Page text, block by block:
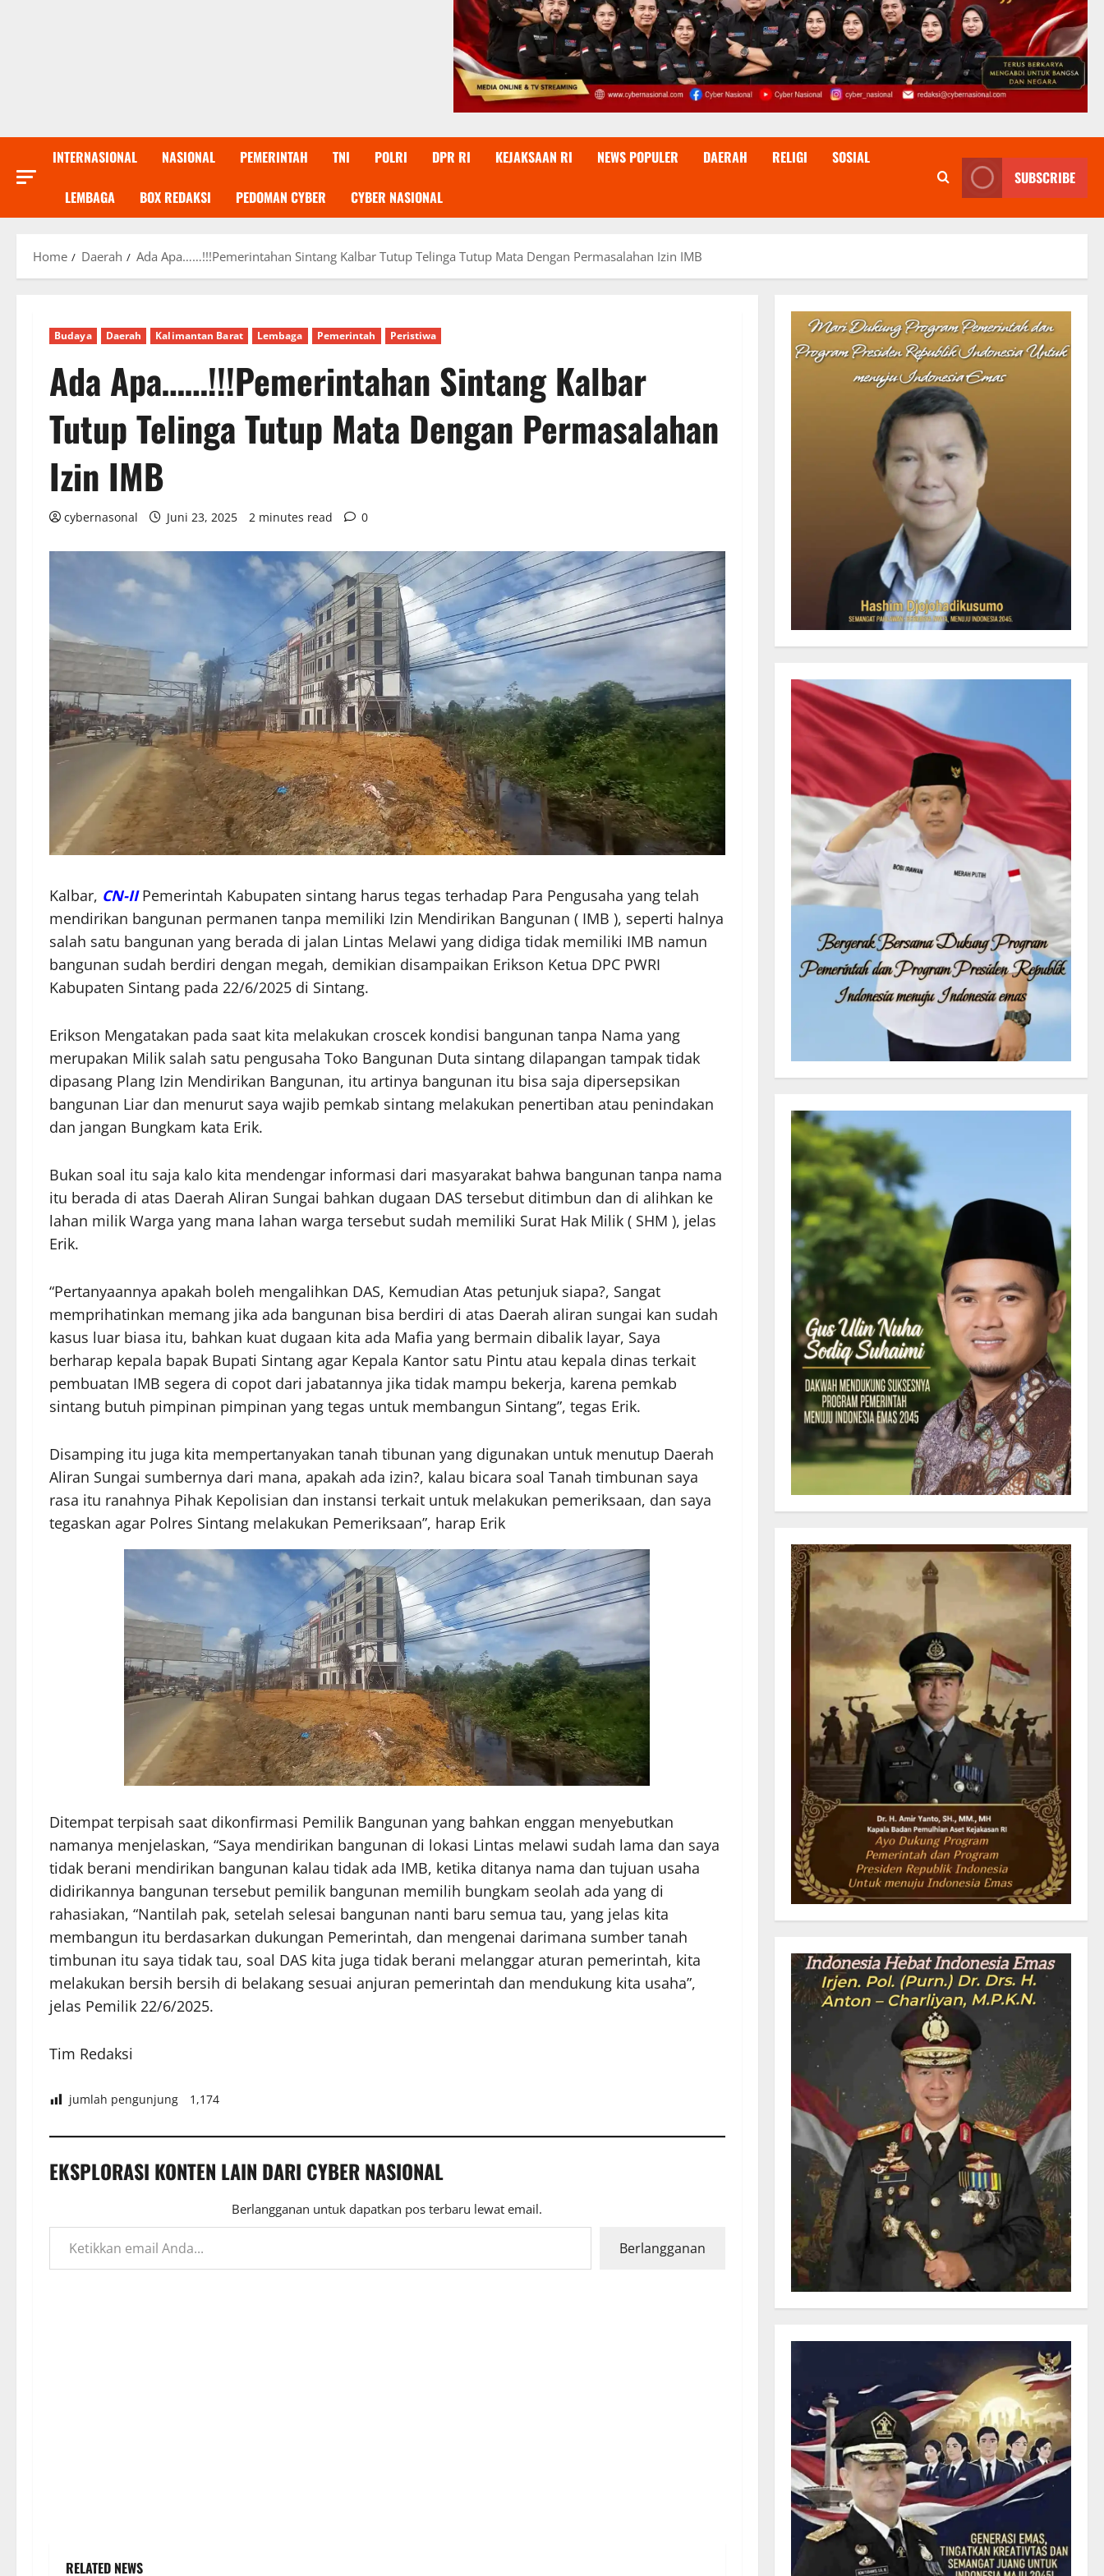
INTERNASIONAL NASIONAL PEMERINTAH TNI POLRI DPR RI KEJAKSAAN RI NEWS POPULER DAERAH RELIGI SOSIAL
LEMBAGA BOX REDAKSI PEDOMAN CYBER CYBER NASIONAL
SUBSCRIBE
Home Daerah Ada Apa……!!!Pemerintahan Sintang Kalbar Tutup Telinga Tutup Mata Dengan Permasalahan Izin IMB
Budaya Daerah Kalimantan Barat Lembaga Pemerintah Peristiwa
Ada Apa……!!!Pemerintahan Sintang Kalbar
Tutup Telinga Tutup Mata Dengan Permasalahan
Izin IMB
cybernasonal Juni 23, 2025 2 minutes read 0
Kalbar, CN-IIPemerintah Kabupaten sintang harus tegas terhadap Para Pengusaha yang telah
mendirikan bangunan permanen tanpa memiliki Izin Mendirikan Bangunan ( IMB ), seperti halnya
salah satu bangunan yang berada di jalan Lintas Melawi yang didiga tidak memiliki IMB namun
bangunan sudah berdiri dengan megah, demikian disampaikan Erikson Ketua DPC PWRI
Kabupaten Sintang pada 22/6/2025 di Sintang.
Erikson Mengatakan pada saat kita melakukan croscek kondisi bangunan tanpa Nama yang
merupakan Milik salah satu pengusaha Toko Bangunan Duta sintang dilapangan tampak tidak
dipasang Plang Izin Mendirikan Bangunan, itu artinya bangunan itu bisa saja dipersepsikan
bangunan Liar dan menurut saya wajib pemkab sintang melakukan penertiban atau penindakan
dan jangan Bungkam kata Erik.
Bukan soal itu saja kalo kita mendengar informasi dari masyarakat bahwa bangunan tanpa nama
itu berada di atas Daerah Aliran Sungai bahkan dugaan DAS tersebut ditimbun dan di alihkan ke
lahan milik Warga yang mana lahan warga tersebut sudah memiliki Surat Hak Milik ( SHM ), jelas
Erik.
“Pertanyaannya apakah boleh mengalihkan DAS, Kemudian Atas petunjuk siapa?, Sangat
memprihatinkan memang jika ada bangunan bisa berdiri di atas Daerah aliran sungai kan sudah
kasus luar biasa itu, bahkan kuat dugaan kita ada Mafia yang bermain dibalik layar, Saya
berharap kepala bapak Bupati Sintang agar Kepala Kantor satu Pintu atau kepala dinas terkait
pembuatan IMB segera di copot dari jabatannya jika tidak mampu bekerja, karena pemkab
sintang butuh pimpinan pimpinan yang tegas untuk membangun Sintang”, tegas Erik.
Disamping itu juga kita mempertanyakan tanah tibunan yang digunakan untuk menutup Daerah
Aliran Sungai sumbernya dari mana, apakah ada izin?, kalau bicara soal Tanah timbunan saya
rasa itu ranahnya Pihak Kepolisian dan instansi terkait untuk melakukan pemeriksaan, dan saya
tegaskan agar Polres Sintang melakukan Pemeriksaan”, harap Erik
Ditempat terpisah saat dikonfirmasi Pemilik Bangunan yang bahkan enggan menyebutkan
namanya menjelaskan, “Saya mendirikan bangunan di lokasi Lintas melawi sudah lama dan saya
tidak berani mendirikan bangunan kalau tidak ada IMB, ketika ditanya nama dan tujuan usaha
didirikannya bangunan tersebut pemilik bangunan memilih bungkam seolah ada yang di
rahasiakan, “Nantilah pak, setelah selesai bangunan nanti baru semua tau, yang jelas kita
membangun itu berdasarkan dukungan Pemerintah, dan mengenai darimana sumber tanah
timbunan itu saya tidak tau, soal DAS kita juga tidak berani melanggar aturan pemerintah, kita
melakukan bersih bersih di belakang sesuai anjuran pemerintah dan mendukung kita usaha”,
jelas Pemilik 22/6/2025.
Tim Redaksi
jumlah pengunjung 1,174
EKSPLORASI KONTEN LAIN DARI CYBER NASIONAL
Berlangganan untuk dapatkan pos terbaru lewat email.
Ketikkan email Anda...
Berlangganan
RELATED NEWS